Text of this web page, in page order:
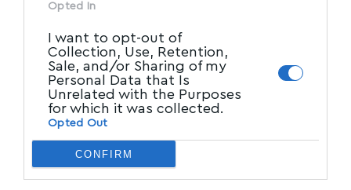
Opted In
I want to opt-out of
Collection, Use, Retention,
Sale, and/or Sharing of my
Personal Data that Is
Unrelated with the Purposes
for which it was collected.
Opted Out
CONFIRM